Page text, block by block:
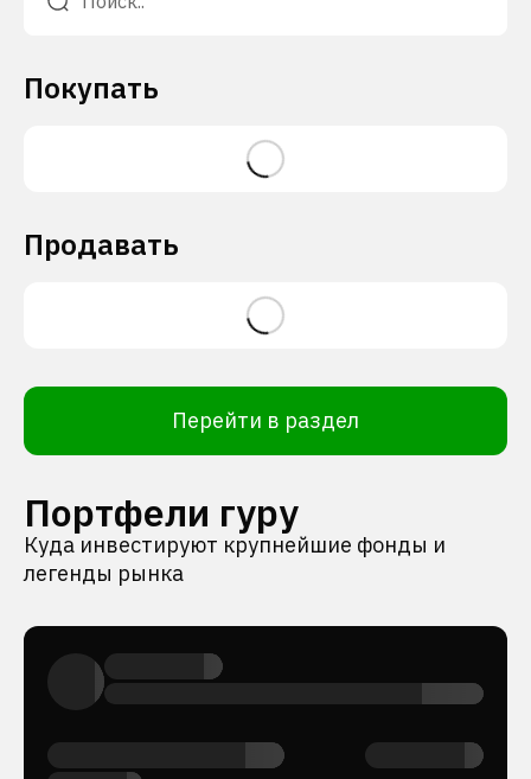
Покупать
Продавать
Перейти в раздел
Портфели гуру
Куда инвестируют крупнейшие фонды и
легенды рынка